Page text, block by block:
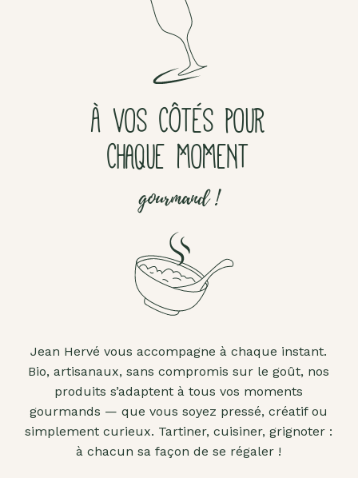
À VOS CÔTÉS POUR
CHAQUE MOMENT
gourmand !
Jean Hervé vous accompagne à chaque instant.
Bio, artisanaux, sans compromis sur le goût, nos
produits s’adaptent à tous vos moments
gourmands — que vous soyez pressé, créatif ou
simplement curieux. Tartiner, cuisiner, grignoter :
à chacun sa façon de se régaler !